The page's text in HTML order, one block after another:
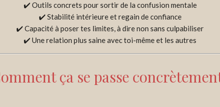
✔️ Outils concrets pour sortir de la confusion mentale
✔️ Stabilité intérieure et regain de confiance
✔️ Capacité à poser tes limites, à dire non sans culpabiliser
✔️ Une relation plus saine avec toi-même et les autres
ça se passe